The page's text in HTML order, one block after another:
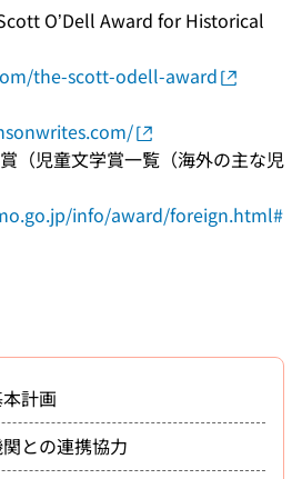
O’Dell Award for Historical
the-scott-odell-award
（児童文学賞一覧（海外の主な児
info/award/foreign.html#
計画
との連携協力